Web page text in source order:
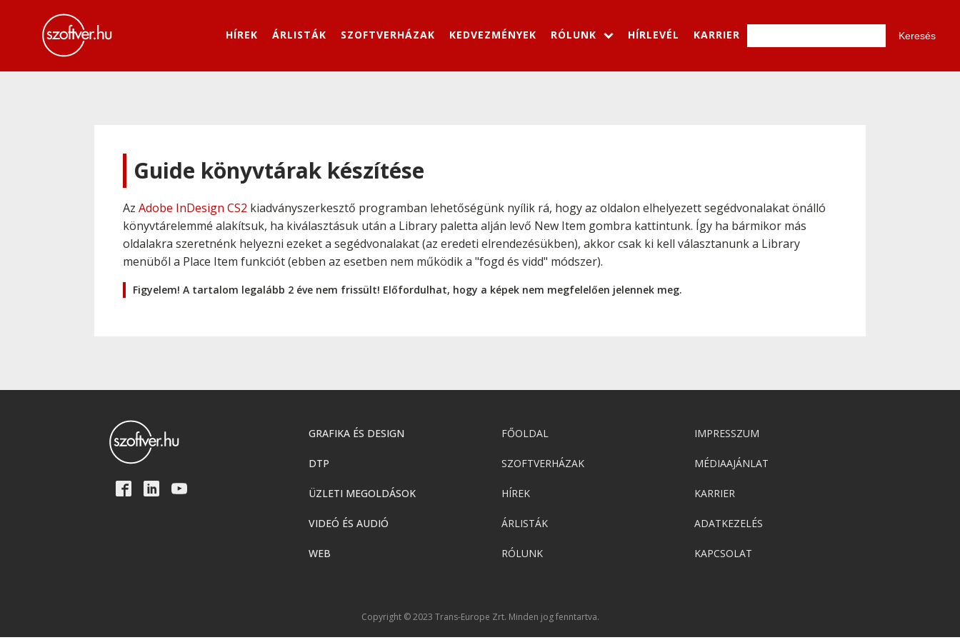
HÍREK ÁRLISTÁK SZOFTVERHÁZAK KEDVEZMÉNYEK RÓLUNK HÍRLEVÉL KARRIER
Guide könyvtárak készítése
Az Adobe InDesign CS2 kiadványszerkesztő programban lehetőségünk nyílik rá, hogy az oldalon elhelyezett segédvonalakat önálló
könyvtárelemmé alakítsuk, ha kiválasztásuk után a Library paletta alján levő New Item gombra kattintunk. Így ha bármikor más
oldalakra szeretnénk helyezni ezeket a segédvonalakat (az eredeti elrendezésükben), akkor csak ki kell választanunk a Library
menüből a Place Item funkciót (ebben az esetben nem működik a "fogd és vidd" módszer).
Figyelem! A tartalom legalább 2 éve nem frissült! Előfordulhat, hogy a képek nem megfelelően jelennek meg.
GRAFIKA ÉS DESIGN
DTP
ÜZLETI MEGOLDÁSOK
VIDEÓ ÉS AUDIÓ
WEB
FŐOLDAL
SZOFTVERHÁZAK
HÍREK
ÁRLISTÁK
RÓLUNK
IMPRESSZUM
MÉDIAAJÁNLAT
KARRIER
ADATKEZELÉS
KAPCSOLAT
Copyright © 2023 Trans-Europe Zrt. Minden jog fenntartva.